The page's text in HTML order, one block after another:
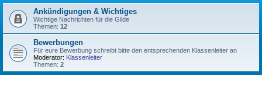
h
Ankündigungen & Wichtiges
Wichtige Nachrichten für die Gilde
Themen: 12
Bewerbungen
Für eure Bewerbung schreibt bitte den entsprechenden Klassenleiter an
Moderator: Klassenleiter
Themen: 2